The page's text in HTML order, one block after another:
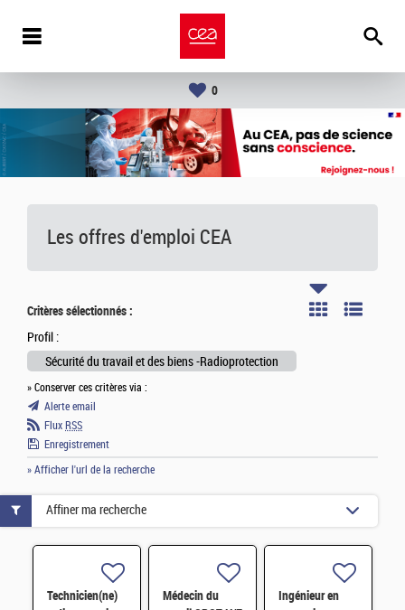
0
Les offres d'emploi CEA
Critères sélectionnés :
Profil :
Sécurité du travail et des biens -Radioprotection
» Conserver ces critères via :
Alerte email
Flux RSS
Enregistrement
» Afficher l'url de la recherche
Technicien(ne)
Médecin du
Ingénieur en
Affiner ma recherche